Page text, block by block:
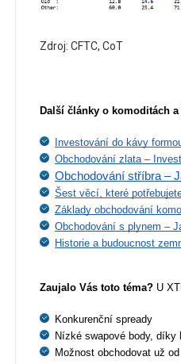
Zdroj: CFTC, CoT
Další články o komoditách
Investování do kávy
Obchodování zlata –
Obchodování stříbra –
Šest věcí, které
Základy obchodování
Obchodování s plynem –
Historie a budoucnost
Zaujalo Vás toto téma? U
Konkurenční spready
Nízké swapové body,
Možnost obchodovat už